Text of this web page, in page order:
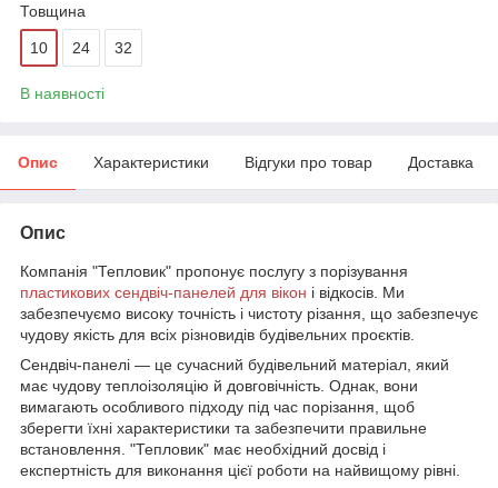
Товщина
10 24 32
В наявності
Опис Характеристики Відгуки про товар Доставка
Опис
Компанія "Тепловик" пропонує послугу з порізування
пластикових сендвіч-панелей для вікон і відкосів. Ми
забезпечуємо високу точність і чистоту різання, що забезпечує
чудову якість для всіх різновидів будівельних проєктів.
Сендвіч-панелі — це сучасний будівельний матеріал, який
має чудову теплоізоляцію й довговічність. Однак, вони
вимагають особливого підходу під час порізання, щоб
зберегти їхні характеристики та забезпечити правильне
встановлення. "Тепловик" має необхідний досвід і
експертність для виконання цієї роботи на найвищому рівні.